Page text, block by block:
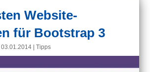
Website-
für Bootstrap 3
|03.01.2014 |Tipps